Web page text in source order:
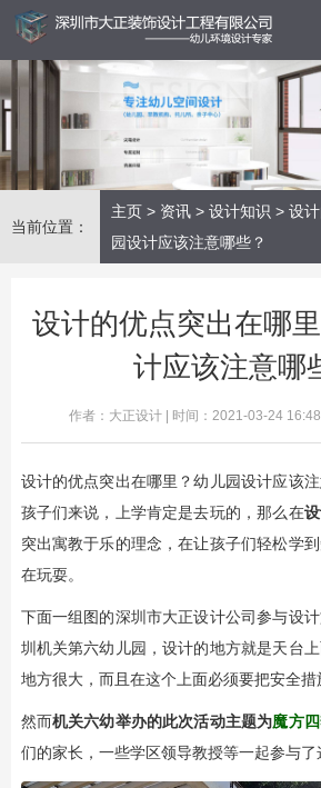
当前位置：
主页 > 资讯 > 设计知识 > 设
园设计应该注意哪些？
设计的优点突出在哪
计应该注意哪
作者：大正设计 | 时间：2021-03-24
设计的优点突出在哪里？幼儿园设计应该
孩子们来说，上学肯定是去玩的，那么在
突出寓教于乐的理念，在让孩子们轻松学
在玩耍。
下面一组图的深圳市大正设计公司参与设
圳机关第六幼儿园，设计的地方就是天台
地方很大，而且在这个上面必须要把安全措
然而机关六幼举办的此次活动主题为魔方
们的家长，一些学区领导教授等一起参与了